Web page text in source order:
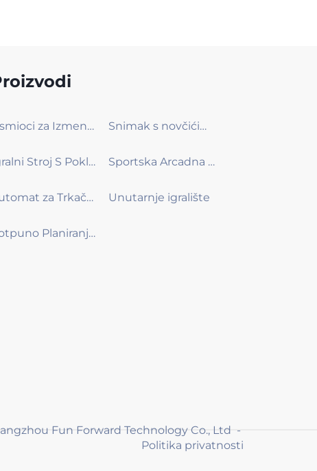
Osmioci za Izmenu Karte Snimak s novčićima
Igralni Stroj S Poklonom Sportska Arcadna Mašina
Automat za Trkačke Igre Unutarnje igralište
Potpuno Planiranje Događaja
Fun Forward Technology Co., Ltd -
Politika privatnosti